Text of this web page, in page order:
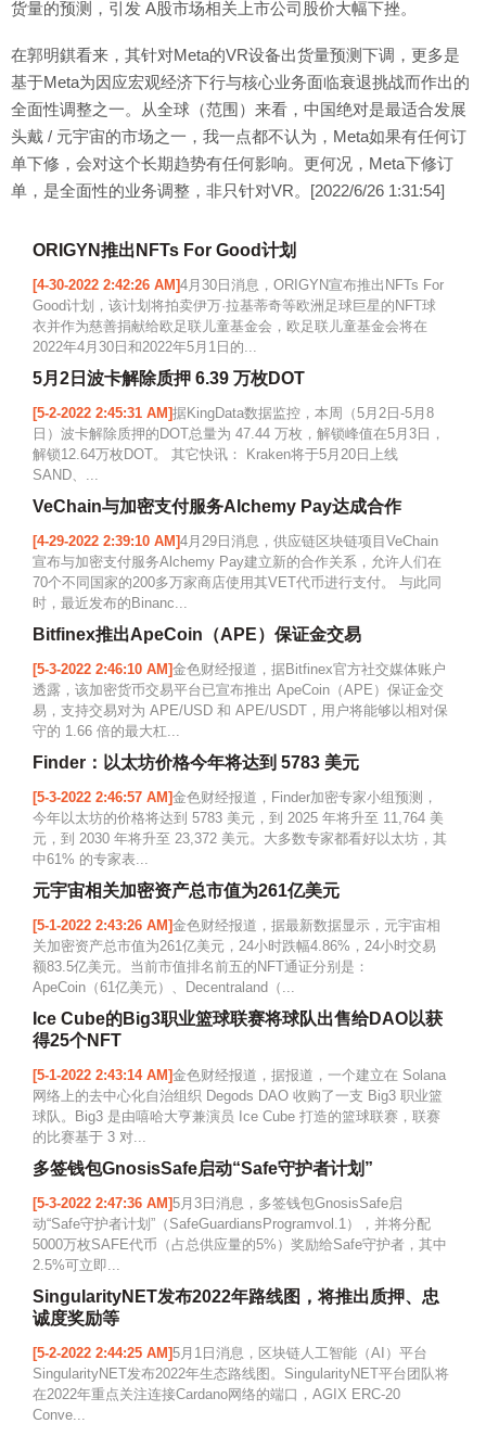
货量的预测，引发 A股市场相关上市公司股价大幅下挫。
在郭明錤看来，其针对Meta的VR设备出货量预测下调，更多是
基于Meta为因应宏观经济下行与核心业务面临衰退挑战而作出的
全面性调整之一。从全球（范围）来看，中国绝对是最适合发展
头戴 / 元宇宙的市场之一，我一点都不认为，Meta如果有任何订
单下修，会对这个长期趋势有任何影响。更何况，Meta下修订
单，是全面性的业务调整，非只针对VR。[2022/6/26 1:31:54]
ORIGYN推出NFTs For Good计划
[4-30-2022 2:42:26 AM]4月30日消息，ORIGYN宣布推出NFTs For
Good计划，该计划将拍卖伊万·拉基蒂奇等欧洲足球巨星的NFT球
衣并作为慈善捐献给欧足联儿童基金会，欧足联儿童基金会将在
2022年4月30日和2022年5月1日的...
5月2日波卡解除质押 6.39 万枚DOT
[5-2-2022 2:45:31 AM]据KingData数据监控，本周（5月2日-5月8
日）波卡解除质押的DOT总量为 47.44 万枚，解锁峰值在5月3日，
解锁12.64万枚DOT。 其它快讯： Kraken将于5月20日上线
SAND、...
VeChain与加密支付服务Alchemy Pay达成合作
[4-29-2022 2:39:10 AM]4月29日消息，供应链区块链项目VeChain
宣布与加密支付服务Alchemy Pay建立新的合作关系，允许人们在
70个不同国家的200多万家商店使用其VET代币进行支付。 与此同
时，最近发布的Binanc...
Bitfinex推出ApeCoin（APE）保证金交易
[5-3-2022 2:46:10 AM]金色财经报道，据Bitfinex官方社交媒体账户
透露，该加密货币交易平台已宣布推出 ApeCoin（APE）保证金交
易，支持交易对为 APE/USD 和 APE/USDT，用户将能够以相对保
守的 1.66 倍的最大杠...
Finder：以太坊价格今年将达到 5783 美元
[5-3-2022 2:46:57 AM]金色财经报道，Finder加密专家小组预测，
今年以太坊的价格将达到 5783 美元，到 2025 年将升至 11,764 美
元，到 2030 年将升至 23,372 美元。大多数专家都看好以太坊，其
中61% 的专家表...
元宇宙相关加密资产总市值为261亿美元
[5-1-2022 2:43:26 AM]金色财经报道，据最新数据显示，元宇宙相
关加密资产总市值为261亿美元，24小时跌幅4.86%，24小时交易
额83.5亿美元。当前市值排名前五的NFT通证分别是：
ApeCoin（61亿美元）、Decentraland（...
Ice Cube的Big3职业篮球联赛将球队出售给DAO以获
得25个NFT
[5-1-2022 2:43:14 AM]金色财经报道，据报道，一个建立在 Solana
网络上的去中心化自治组织 Degods DAO 收购了一支 Big3 职业篮
球队。Big3 是由嘻哈大亨兼演员 Ice Cube 打造的篮球联赛，联赛
的比赛基于 3 对...
多签钱包GnosisSafe启动“Safe守护者计划”
[5-3-2022 2:47:36 AM]5月3日消息，多签钱包GnosisSafe启
动“Safe守护者计划”（SafeGuardiansProgramvol.1），并将分配
5000万枚SAFE代币（占总供应量的5%）奖励给Safe守护者，其中
2.5%可立即...
SingularityNET发布2022年路线图，将推出质押、忠
诚度奖励等
[5-2-2022 2:44:25 AM]5月1日消息，区块链人工智能（AI）平台
SingularityNET发布2022年生态路线图。SingularityNET平台团队将
在2022年重点关注连接Cardano网络的端口，AGIX ERC-20
Conve...